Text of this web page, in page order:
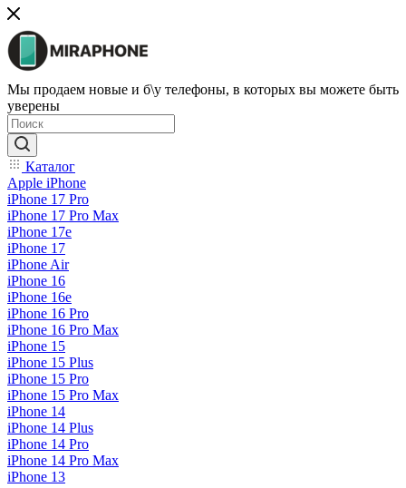
Мы продаем новые и б\у телефоны, в которых вы можете быть
уверены
Каталог
Apple iPhone
iPhone 17 Pro
iPhone 17 Pro Max
iPhone 17e
iPhone 17
iPhone Air
iPhone 16
iPhone 16e
iPhone 16 Pro
iPhone 16 Pro Max
iPhone 15
iPhone 15 Plus
iPhone 15 Pro
iPhone 15 Pro Max
iPhone 14
iPhone 14 Plus
iPhone 14 Pro
iPhone 14 Pro Max
iPhone 13